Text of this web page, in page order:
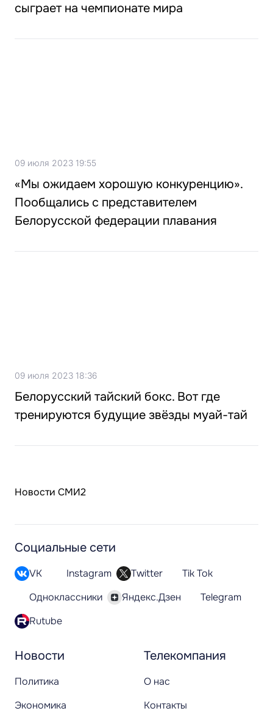
сыграет на чемпионате мира
09 июля 2023 19:55
«Мы ожидаем хорошую конкуренцию».
Пообщались с представителем
Белорусской федерации плавания
09 июля 2023 18:36
Белорусский тайский бокс. Вот где
тренируются будущие звёзды муай-тай
Новости СМИ2
Новости
Политика
Экономика
Телекомпания
О нас
Контакты
Социальные сети
VK Instagram Twitter
Tik Tok
Одноклассники
Яндекс.Дзен
Telegram
Rutube